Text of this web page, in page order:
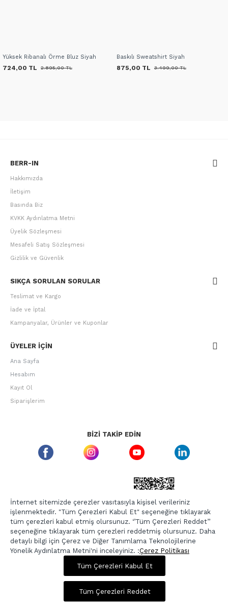
575,00 TL 2.299,00 TL
Sepette %20 İndirim
Yüksek Ribanalı Örme Bluz Siyah
724,00 TL 2.895,00 TL
Baskılı Sweatshirt Siyah
875,00 TL 3.499,00 TL
BERR-IN
Hakkımızda
İletişim
Basında Biz
KVKK Aydınlatma Metni
Üyelik Sözleşmesi
Mesafeli Satış Sözleşmesi
Gizlilik ve Güvenlik
SIKÇA SORULAN SORULAR
Teslimat ve Kargo
İade ve İptal
Kampanyalar, Ürünler ve Kuponlar
ÜYELER IÇIN
Ana Sayfa
Hesabım
Kayıt Ol
Siparişlerim
BIZI TAKIP EDIN
ETBIS GÜVEN DAMGASI
Copyright © 2026, Berr-In.com, Tüm Hakları Saklıdır.
Tüm Çerezleri Kabul Et
İnternet sitemizde çerezler vasıtasıyla kişisel verileriniz
işlenmektedir. "Tüm Çerezleri Kabul Et" seçeneğine tıklayarak
tüm çerezleri kabul etmiş olursunuz. ‘’Tüm Çerezleri Reddet’’
seçeneğine tıklayarak tüm çerezleri reddetmiş olursunuz. Daha
detaylı bilgi için Çerez ve Diğer Tanımlama Teknolojilerine
Yönelik Aydınlatma Metni'ni inceleyiniz. :Çerez Politikası
Tüm Çerezleri Reddet